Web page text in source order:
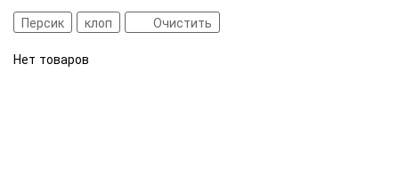
Персик клоп Очистить
Нет товаров